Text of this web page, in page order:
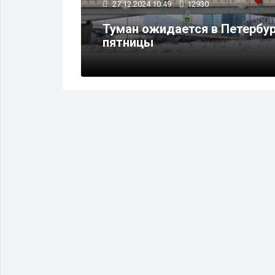
27.12.2024 10:49 12930
Туман ожидается в
пятницы